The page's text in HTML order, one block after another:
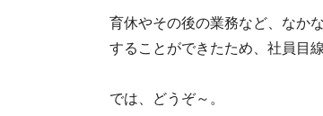
育休やその後の業務など、なか
することができたため、社員目
では、どうぞ～。